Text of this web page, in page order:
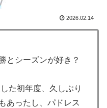
判への接待疑惑が海外で
を行っていたと話題に
震、その時の日本の医療
わないと」「あんな状況
療関係者も同じように行
2026.02.14
とシーズンが好き？
た初年度、久しぶり
あったし、パドレス